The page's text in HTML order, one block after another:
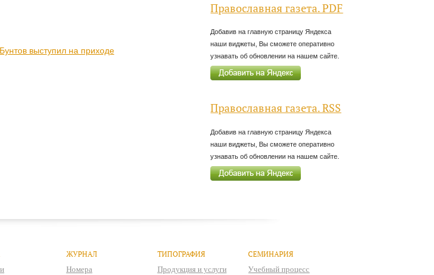
выступил на приходе
Православная газета. PDF
Добавив на главную страницу Яндекса
наши виджеты, Вы сможете оперативно
узнавать об обновлении на нашем сайте.
Православная газета. RSS
Добавив на главную страницу Яндекса
наши виджеты, Вы сможете оперативно
узнавать об обновлении на нашем сайте.
ЖУРНАЛ
Номера
ТИПОГРАФИЯ
Продукция и услуги
СЕМИНАРИЯ
Учебный процесс